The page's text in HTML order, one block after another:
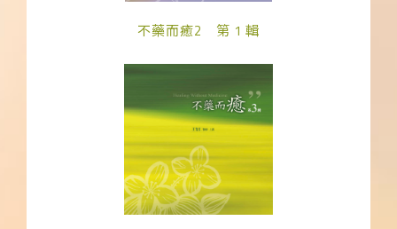
不藥而癒2 第 1 輯